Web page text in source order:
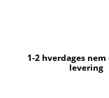
1-2 hverdages
levering